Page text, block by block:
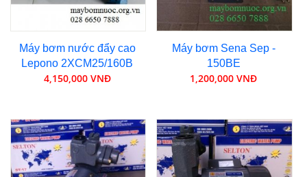
Máy bơm nước đẩy cao
Lepono 2XCM25/160B
4,150,000 VNĐ
Máy bơm Sena Sep -
150BE
1,200,000 VNĐ